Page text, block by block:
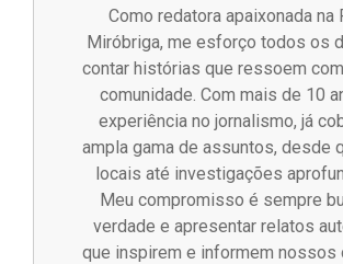
Como redatora apaixonada na
Miróbriga, me esforço todos os
contar histórias que ressoem
comunidade. Com mais de 10
experiência no jornalismo, já
ampla gama de assuntos, desde
locais até investigações
Meu compromisso é sempre
verdade e apresentar relatos
que inspirem e informem nossos